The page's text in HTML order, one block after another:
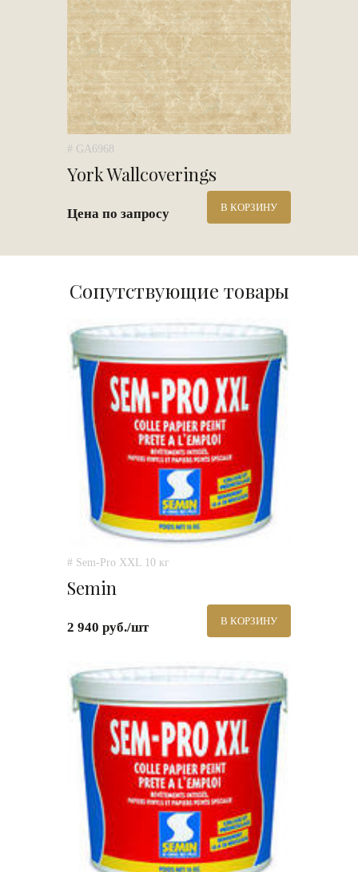
# GA6968
York Wallcoverings
Цена по запросу В КОРЗИНУ
Сопутствующие товары
# Sem-Pro XXL 10 кг
Semin
2 940 руб./шт В КОРЗИНУ